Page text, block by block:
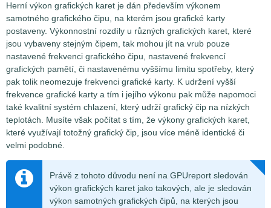
Herní výkon grafických karet je dán především výkonem
samotného grafického čipu, na kterém jsou grafické karty
postaveny. Výkonnostní rozdíly u různých grafických karet, které
jsou vybaveny stejným čipem, tak mohou jít na vrub pouze
nastavené frekvenci grafického čipu, nastavené frekvencí
grafických pamětí, či nastavenému vyššímu limitu spotřeby, který
pak tolik neomezuje frekvenci grafické karty. K udržení vyšší
frekvence grafické karty a tím i jejího výkonu pak může napomoci
také kvalitní systém chlazení, který udrží grafický čip na nízkých
teplotách. Musíte však počítat s tím, že výkony grafických karet,
které využívají totožný grafický čip, jsou více méně identické či
velmi podobné.
Právě z tohoto důvodu není na GPUreport sledován
výkon grafických karet jako takových, ale je sledován
výkon samotných grafických čipů, na kterých jsou